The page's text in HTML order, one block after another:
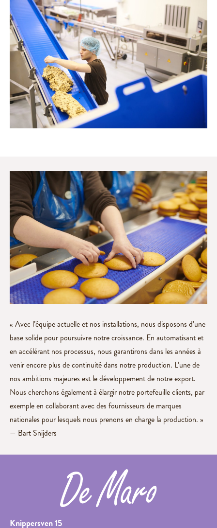
Contact
« Avec l’équipe actuelle et nos installations, nous disposons d’une
base solide pour poursuivre notre croissance. En automatisant et
en accélérant nos processus, nous garantirons dans les années à
venir encore plus de continuité dans notre production. L’une de
nos ambitions majeures est le développement de notre export.
Nous cherchons également à élargir notre portefeuille clients, par
exemple en collaborant avec des fournisseurs de marques
nationales pour lesquels nous prenons en charge la production. »
— Bart Snijders
Knippersven 15